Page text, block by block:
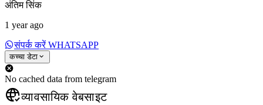
अंतिम सिंक
1 year ago
संपर्क करें WHATSAPP
कच्चा डेटा
No cached data from telegram
व्यावसायिक वेबसाइट